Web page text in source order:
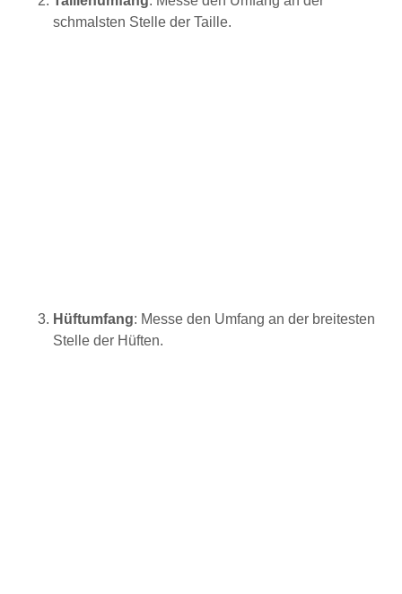
schmalsten Stelle der Taille.
Hüftumfang: Messe den Umfang an der breitesten
Stelle der Hüften.